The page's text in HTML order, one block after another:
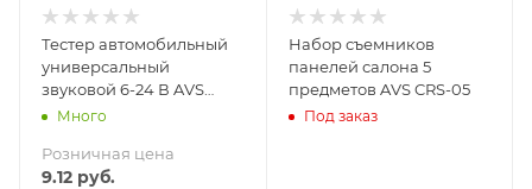
Тестер автомобильный
универсальный
звуковой 6-24 В AVS
SPE624
Много
Розничная цена
9.12 руб.
Набор съемников
панелей салона 5
предметов AVS CRS-05
Под заказ